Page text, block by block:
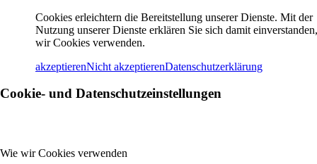
Cookies erleichtern die Bereitstellung unserer Dienste. Mit der
Nutzung unserer Dienste erklären Sie sich damit
wir Cookies verwenden.
akzeptierenNicht akzeptierenDatenschutzerklärung
Cookie- und Datenschutzeinstellungen
Wie wir Cookies verwenden